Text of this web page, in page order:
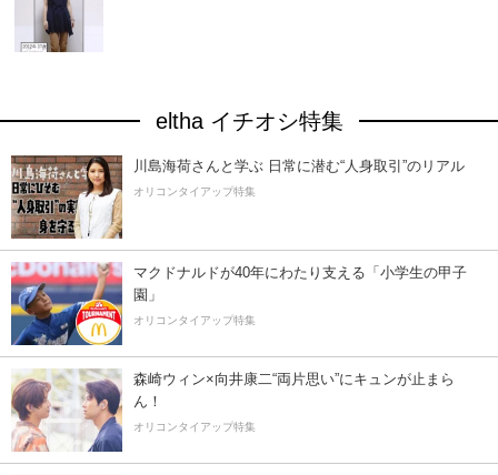
eltha イチオシ特集
川島海荷さんと学ぶ 日常に潜む“人身取引”のリアル
オリコンタイアップ特集
マクドナルドが40年にわたり支える「小学生の甲子
園」
オリコンタイアップ特集
森崎ウィン×向井康二“両片思い”にキュンが止まら
ん！
オリコンタイアップ特集